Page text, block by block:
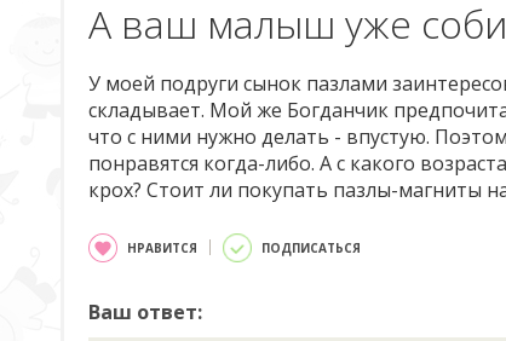
А ваш малыш уже
У моей подруги сынок пазлами
складывает. Мой же Богданчик
что с ними нужно делать - впустую.
понравятся когда-либо. А с какого
крох? Стоит ли покупать пазлы-магниты
НРАВИТСЯ ПОДПИСАТЬСЯ
Ваш ответ: